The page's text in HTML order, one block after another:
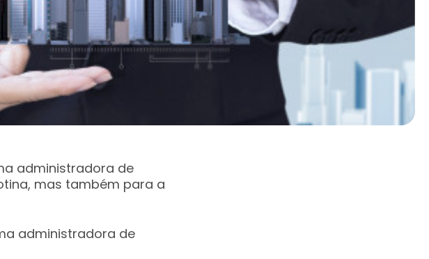
administradora de
mas também para a
administradora de